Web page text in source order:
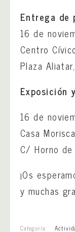
Entrega de
​16 de
Centro
Plaza
Exposición
16 de
Casa
​C​/ Horno de
¡Os
y muchas
Categoría: